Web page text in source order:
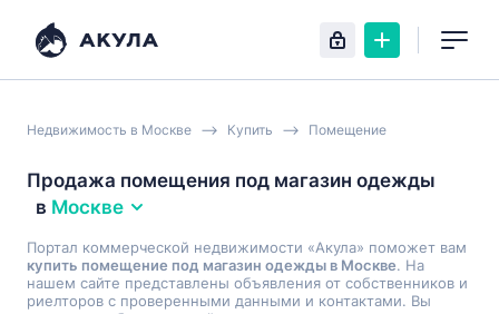
Недвижимость в Москве Купить Помещение
Продажа помещения под магазин одежды
в Москве
Портал коммерческой недвижимости «Акула» поможет вам
купить помещение под магазин одежды в Москве. На
нашем сайте представлены объявления от собственников и
риелторов с проверенными данными и контактами. Вы